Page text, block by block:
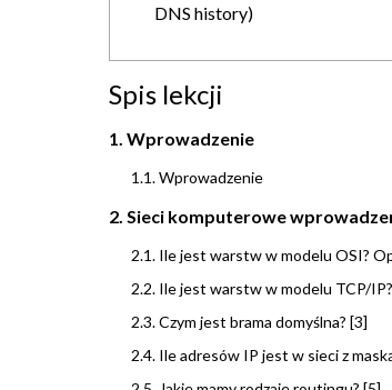
DNS history)
Spis lekcji
1. Wprowadzenie
1.1. Wprowadzenie
2. Sieci komputerowe
2.1. Ile jest warstw w modelu OSI?
2.2. Ile jest warstw w modelu TCP/
2.3. Czym jest brama domyślna? [3]
2.4. Ile adresów IP jest w sieci z